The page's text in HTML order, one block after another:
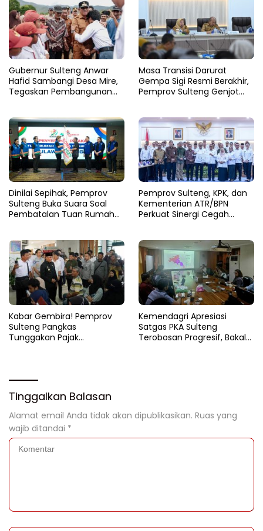
Gubernur Sulteng Anwar
Hafid Sambangi Desa Mire,
Tegaskan Pembangunan
Masa Transisi Darurat
Gempa Sigi Resmi Berakhir,
Pemprov Sulteng Genjot
Dinilai Sepihak, Pemprov
Sulteng Buka Suara Soal
Pembatalan Tuan Rumah
Pemprov Sulteng, KPK, dan
Kementerian ATR/BPN
Perkuat Sinergi Cegah
Kabar Gembira! Pemprov
Sulteng Pangkas
Tunggakan Pajak
Kemendagri Apresiasi
Satgas PKA Sulteng
Terobosan Progresif, Bakal
Tinggalkan Balasan
Alamat email Anda tidak akan dipublikasikan. Ruas yang
wajib ditandai *